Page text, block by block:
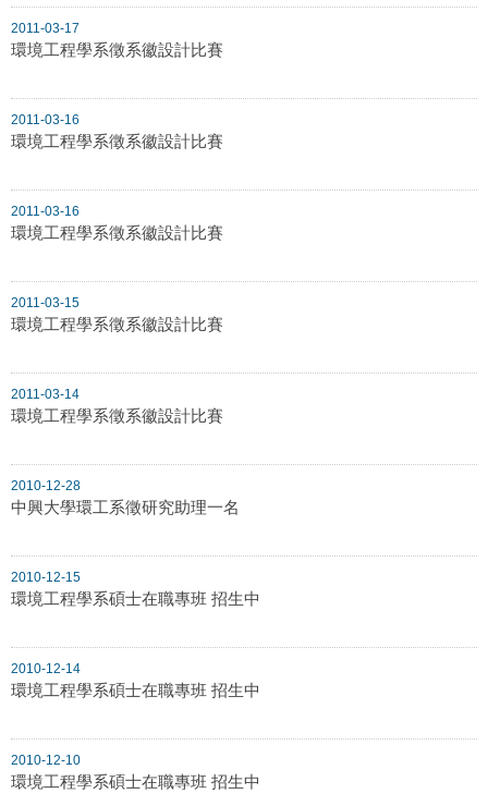
2011-03-17
環境工程學系徵系徽設計比賽
2011-03-16
環境工程學系徵系徽設計比賽
2011-03-16
環境工程學系徵系徽設計比賽
2011-03-15
環境工程學系徵系徽設計比賽
2011-03-14
環境工程學系徵系徽設計比賽
2010-12-28
中興大學環工系徵研究助理一名
2010-12-15
環境工程學系碩士在職專班 招生中
2010-12-14
環境工程學系碩士在職專班 招生中
2010-12-10
環境工程學系碩士在職專班 招生中